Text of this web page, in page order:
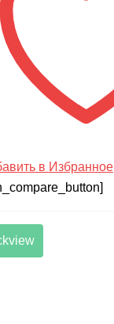
в Избранное